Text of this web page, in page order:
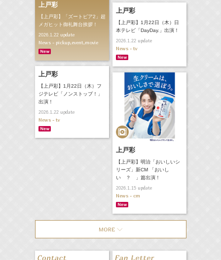
上戸彩
【上戸彩】「ズートピア2」超
メガヒット御礼舞台挨拶！
2026.1.22update
News - pickup,event,movie
上戸彩
【上戸彩】1月22日（木）日
本テレビ「DayDay.」出演！
2026.1.22update
News - tv
上戸彩
【上戸彩】1月22日（木）フ
ジテレビ「ノンストップ！」
出演！
2026.1.22update
News - tv
上戸彩
【上戸彩】明治「おいしいシ
リーズ」新CM 「おいし
い ？ 」篇出演！
2026.1.15update
News - cm